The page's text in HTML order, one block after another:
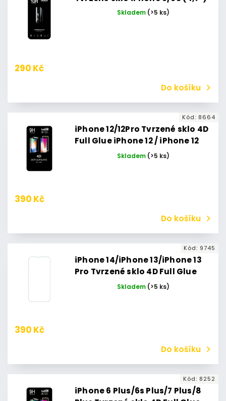
Skladem (>5 ks)
290 Kč
Do košíku
iPhone 12/12Pro Tvrzené sklo 4D
Full Glue iPhone 12 / iPhone 12
Pro (Černé)Skladem (>5 ks)
390 Kč
Do košíku
Kód: 8664
iPhone 14/iPhone 13/iPhone 13
Pro Tvrzené sklo 4D Full Glue
iPhone 13 / iPhone 13 Pro /
Skladem (>5 ks)
390 Kč
Do košíku
Kód: 9745
iPhone 6 Plus/6s Plus/7 Plus/8
Kód: 8252